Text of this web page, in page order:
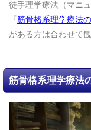
徒手理学療法（マニ
『筋骨格系理学療法
がある方は合わせて
筋骨格系理学療法